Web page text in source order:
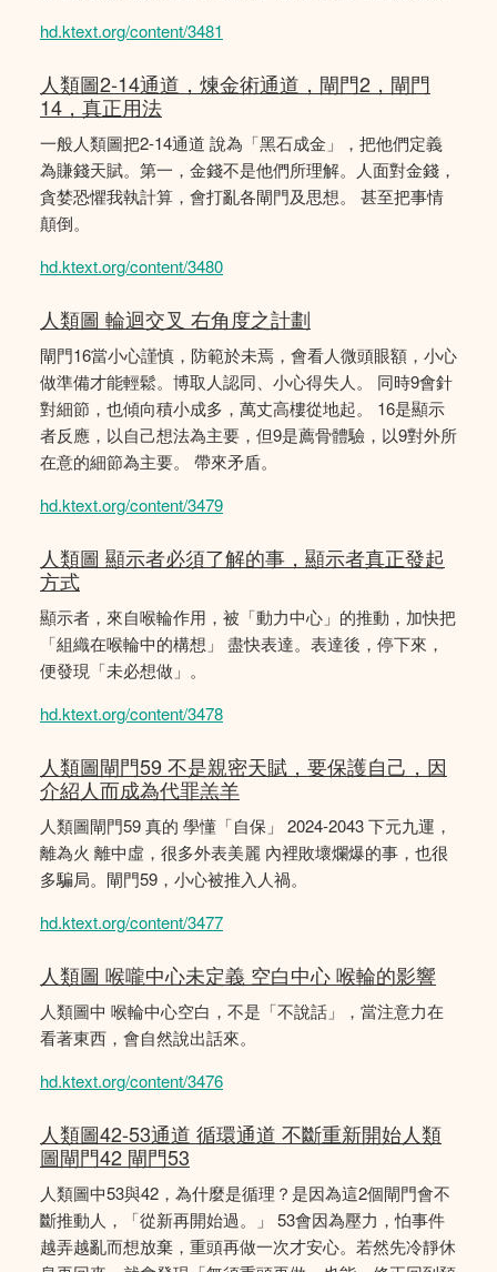
hd.ktext.org/content/3481
人類圖2-14通道，煉金術通道，閘門2，閘門
14，真正用法
一般人類圖把2-14通道 說為「黑石成金」，把他們定義
為賺錢天賦。第一，金錢不是他們所理解。人面對金錢，
貪婪恐懼我執計算，會打亂各閘門及思想。 甚至把事情
顛倒。
hd.ktext.org/content/3480
人類圖 輪迴交叉 右角度之計劃
閘門16當小心謹慎，防範於未焉，會看人微頭眼額，小心
做準備才能輕鬆。博取人認同、小心得失人。 同時9會針
對細節，也傾向積小成多，萬丈高樓從地起。 16是顯示
者反應，以自己想法為主要，但9是薦骨體驗，以9對外所
在意的細節為主要。 帶來矛盾。
hd.ktext.org/content/3479
人類圖 顯示者必須了解的事，顯示者真正發起
方式
顯示者，來自喉輪作用，被「動力中心」的推動，加快把
「組織在喉輪中的構想」 盡快表達。表達後，停下來，
便發現「未必想做」。
hd.ktext.org/content/3478
人類圖閘門59 不是親密天賦，要保護自己，因
介紹人而成為代罪羔羊
人類圖閘門59 真的 學懂「自保」 2024-2043 下元九運，
離為火 離中虛，很多外表美麗 內裡敗壞爛爆的事，也很
多騙局。閘門59，小心被推入人禍。
hd.ktext.org/content/3477
人類圖 喉嚨中心未定義 空白中心 喉輪的影響
人類圖中 喉輪中心空白，不是「不說話」，當注意力在
看著東西，會自然說出話來。
hd.ktext.org/content/3476
人類圖42-53通道 循環通道 不斷重新開始人類
圖閘門42 閘門53
人類圖中53與42，為什麼是循理？是因為這2個閘門會不
斷推動人，「從新再開始過。」 53會因為壓力，怕事件
越弄越亂而想放棄，重頭再做一次才安心。若然先冷靜休